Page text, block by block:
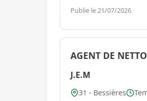
Publie le 21/07/2026
AGENT DE
J.E.M
31 - Bessières